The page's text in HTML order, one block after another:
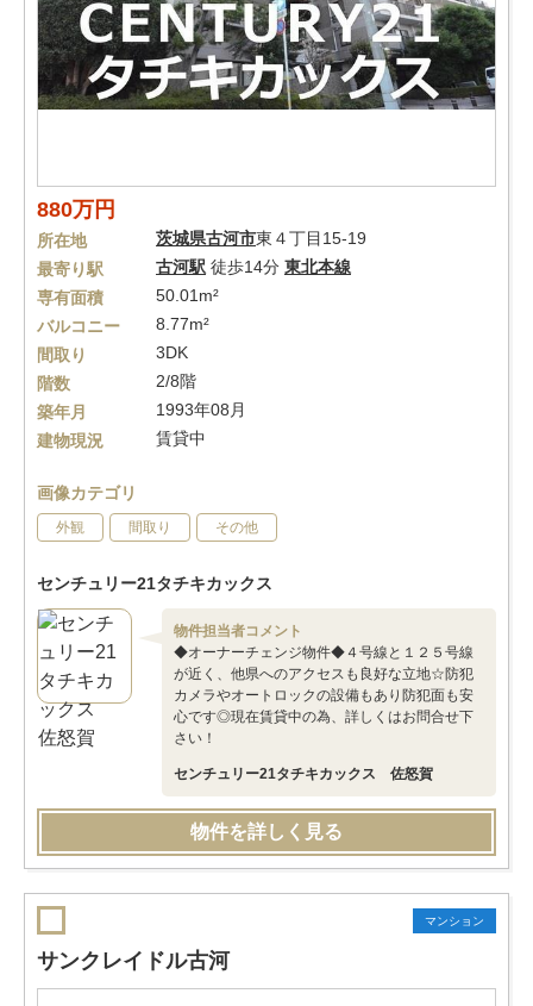
880万円
所在地 茨城県古河市東４丁目15-19
最寄り駅
古河駅 徒歩14分 東北本線
専有面積
50.01m²
バルコニー
8.77m²
間取り
3DK
階数
2/8階
築年月
1993年08月
建物現況
賃貸中
画像カテゴリ
外観 間取り その他
センチュリー21タチキカックス
物件担当者コメント
◆オーナーチェンジ物件◆４号線と１２５号線
が近く、他県へのアクセスも良好な立地☆防犯
カメラやオートロックの設備もあり防犯面も安
心です◎現在賃貸中の為、詳しくはお問合せ下
さい！
センチュリー21タチキカックス 佐怒賀
物件を詳しく見る
マンション
サンクレイドル古河